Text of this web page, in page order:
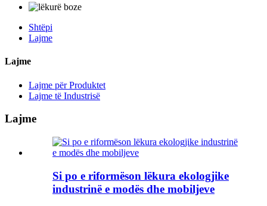
Shtëpi
Lajme
Lajme
Lajme për Produktet
Lajme të Industrisë
Lajme
Si po e riformëson lëkura ekologjike
industrinë e modës dhe mobiljeve